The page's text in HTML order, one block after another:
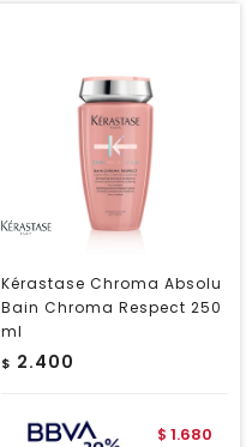
Kérastase Chroma Absolu
Bain Chroma Respect 250
ml
$ 2.400
$ 1.680